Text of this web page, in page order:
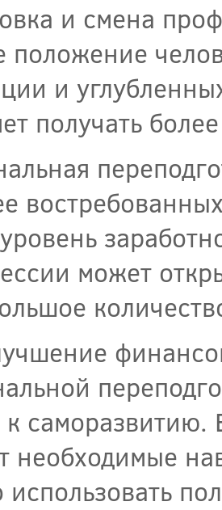
и смена
положение
и
получать
может
к
необходимые